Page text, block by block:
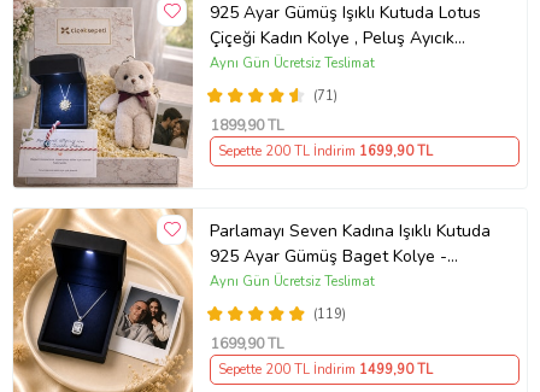
925 Ayar Gümüş Işıklı Kutuda Lotus
Çiçeği Kadın Kolye , Peluş Ayıcık
Anahtarlık Marteniçka Bileklik,
Polaroid Fotoğraf Hediye
(71)
Aynı Gün Ücretsiz Teslimat
1899,90 TL
Sepette 200 TL İndirim 1699,90 TL
Parlamayı Seven Kadına Işıklı Kutuda
925 Ayar Gümüş Baget Kolye -
Kişiye Özel Fotoğraf Hediye
(119)
Aynı Gün Ücretsiz Teslimat
1699,90 TL
Sepette 200 TL İndirim 1499,90 TL